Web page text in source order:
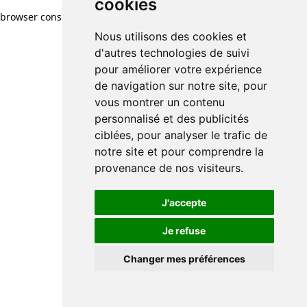
cookies
Nous utilisons des cookies et
d'autres technologies de suivi
pour améliorer votre expérience
de navigation sur notre site, pour
vous montrer un contenu
personnalisé et des publicités
ciblées, pour analyser le trafic de
notre site et pour comprendre la
provenance de nos visiteurs.
J'accepte
Je refuse
Changer mes préférences
browser console for more information)